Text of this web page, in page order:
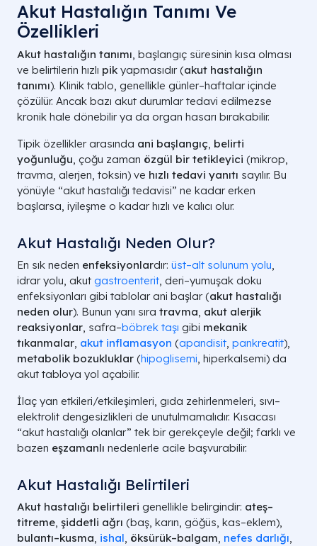
Akut Hastalığın Tanımı Ve
Özellikleri
Akut hastalığın tanımı, başlangıç süresinin kısa olması
ve belirtilerin hızlı pik yapmasıdır (akut hastalığın
tanımı). Klinik tablo, genellikle günler–haftalar içinde
çözülür. Ancak bazı akut durumlar tedavi edilmezse
kronik hale dönebilir ya da organ hasarı bırakabilir.
Tipik özellikler arasında ani başlangıç, belirti
yoğunluğu, çoğu zaman özgül bir tetikleyici (mikrop,
travma, alerjen, toksin) ve hızlı tedavi yanıtı sayılır. Bu
yönüyle “akut hastalığı tedavisi” ne kadar erken
başlarsa, iyileşme o kadar hızlı ve kalıcı olur.
Akut Hastalığı Neden Olur?
En sık neden enfeksiyonlardır: üst–alt solunum yolu,
idrar yolu, akut gastroenterit, deri–yumuşak doku
enfeksiyonları gibi tablolar ani başlar (akut hastalığı
neden olur). Bunun yanı sıra travma, akut alerjik
reaksiyonlar, safra–böbrek taşı gibi mekanik
tıkanmalar, akut inflamasyon (apandisit, pankreatit),
metabolik bozukluklar (hipoglisemi, hiperkalsemi) da
akut tabloya yol açabilir.
İlaç yan etkileri/etkileşimleri, gıda zehirlenmeleri, sıvı–
elektrolit dengesizlikleri de unutulmamalıdır. Kısacası
“akut hastalığı olanlar” tek bir gerekçeyle değil; farklı ve
bazen eşzamanlı nedenlerle acile başvurabilir.
Akut Hastalığı Belirtileri
Akut hastalığı belirtileri genellikle belirgindir: ateş–
titreme, şiddetli ağrı (baş, karın, göğüs, kas–eklem),
bulantı–kusma, ishal, öksürük–balgam, nefes darlığı,